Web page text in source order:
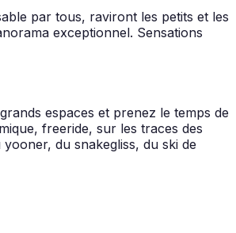
par tous, raviront les petits et les
exceptionnel. Sensations
espaces et prenez le temps de
freeride, sur les traces des
du snakegliss, du ski de